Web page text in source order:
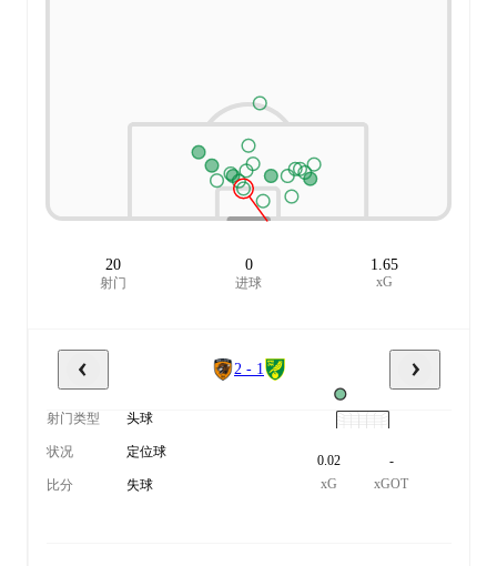
20
射门
0
进球
1.65
xG
2 - 1
射门类型 头球
状况 定位球
比分 失球
0.02
xG
-
xGOT